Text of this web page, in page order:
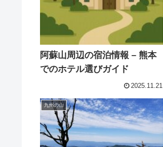
阿蘇山周辺の宿泊情報 – 熊本
でのホテル選びガイド
2025.11.21
九州の山